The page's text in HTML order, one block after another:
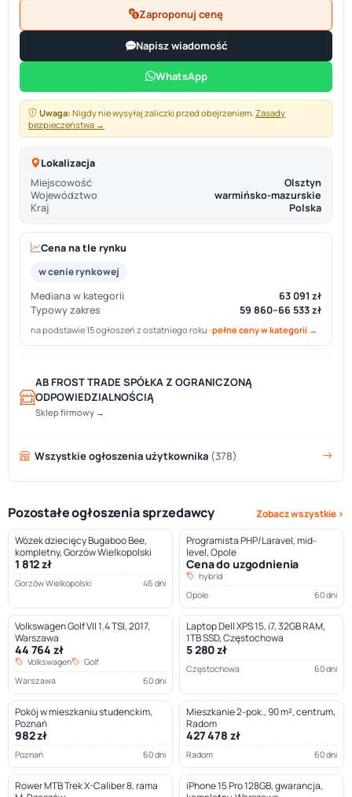
Zaproponuj cenę
Napisz wiadomość
WhatsApp
Uwaga: Nigdy nie wysyłaj zaliczki przed obejrzeniem. Zasady
bezpieczeństwa →
Lokalizacja
Miejscowość
Olsztyn
Województwo
warmińsko-mazurskie
Kraj
Polska
Cena na tle rynku
w cenie rynkowej
Mediana w kategorii
63 091 zł
Typowy zakres
59 860–66 533 zł
na podstawie 15 ogłoszeń z ostatniego roku ·pełne ceny w kategorii →
AB FROST TRADE SPÓŁKA Z OGRANICZONĄ
ODPOWIEDZIALNOŚCIĄ
Sklep firmowy →
Wszystkie ogłoszenia użytkownika (378)
Pozostałe ogłoszenia sprzedawcy
Zobacz wszystkie ›
Wózek dziecięcy Bugaboo Bee,
kompletny, Gorzów Wielkopolski
1 812 zł
Gorzów Wielkopolski 46 dni
Programista PHP/Laravel, mid-
level, Opole
Cena do uzgodnienia
hybrid
Opole
60 dni
Volkswagen Golf VII 1.4 TSI, 2017,
Warszawa
44 764 zł
Volkswagen
Golf
Warszawa
60 dni
Laptop Dell XPS 15, i7, 32GB RAM,
1TB SSD, Częstochowa
5 280 zł
Częstochowa 60 dni
Pokój w mieszkaniu studenckim,
Poznań
982 zł
Poznań 60 dni
Mieszkanie 2-pok., 90 m², centrum,
Radom
427 478 zł
Radom 60 dni
Rower MTB Trek X-Caliber 8, rama
iPhone 15 Pro 128GB, gwarancja,